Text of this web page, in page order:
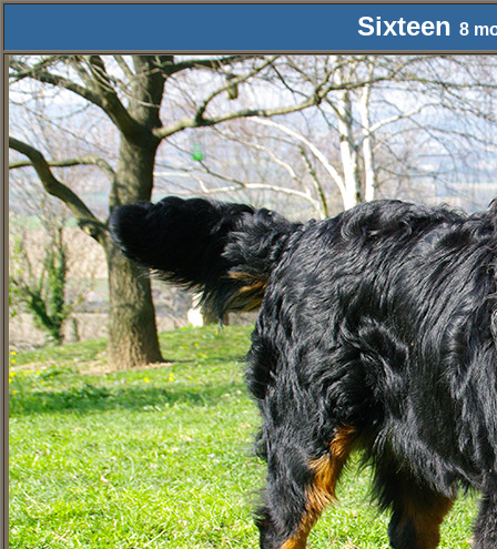
Sixteen 8